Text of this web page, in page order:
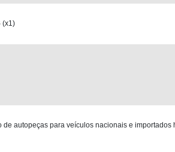
(x1)
de autopeças para veículos nacionais e